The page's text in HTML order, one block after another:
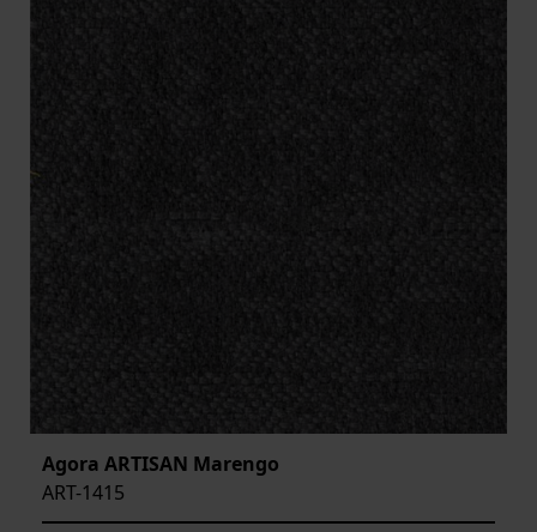
Agora ARTISAN Marengo
ART-1415